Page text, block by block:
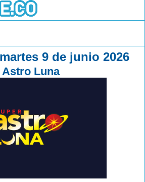
9 de junio 2026
Astro Luna